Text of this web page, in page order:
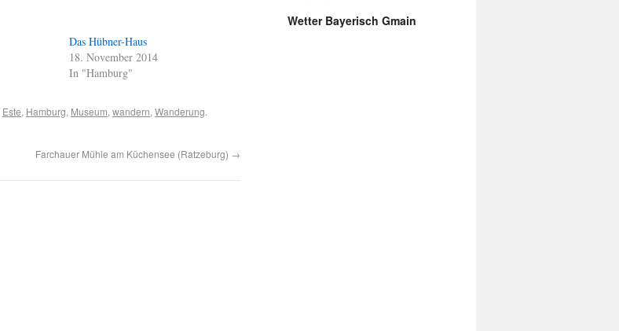
Das Hübner-Haus
18. November 2014
In "Hamburg"
Este, Hamburg, Museum, wandern, Wanderung.
Farchauer Mühle am Küchensee (Ratzeburg) →
Wetter Bayerisch Gmain